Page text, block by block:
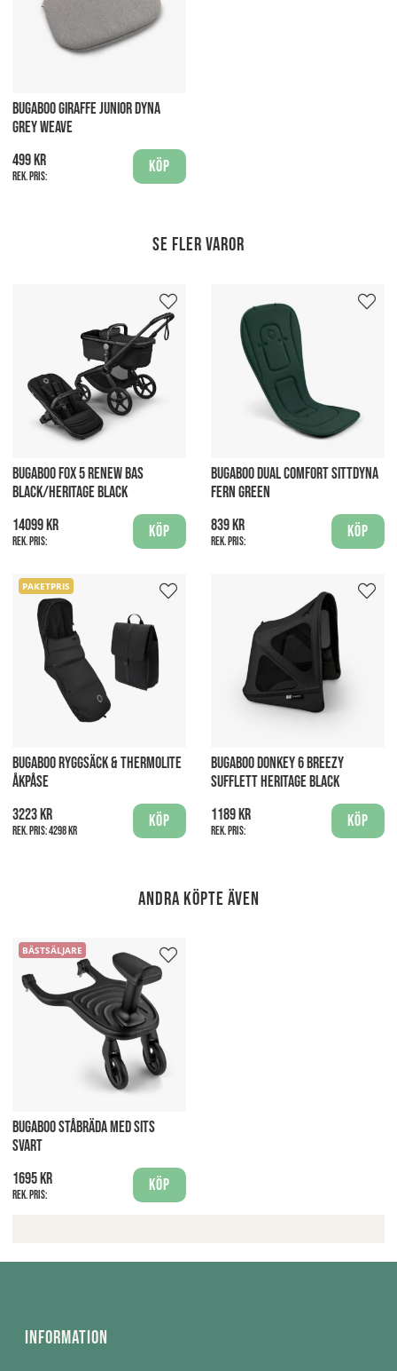
BUGABOO GIRAFFE JUNIOR DYNA
GREY WEAVE
499 kr
Rek. pris:
Köp
Se fler varor
BUGABOO FOX 5 RENEW BAS
BLACK/HERITAGE BLACK
14099 kr
Rek. pris:
Köp
BUGABOO DUAL COMFORT SITTDYNA
FERN GREEN
839 kr
Rek. pris:
Köp
PAKETPRIS
BUGABOO RYGGSÄCK & THERMOLITE
ÅKPÅSE
3223 kr
Rek. pris:4298 kr
Köp
BUGABOO DONKEY 6 BREEZY
SUFFLETT HERITAGE BLACK
1189 kr
Rek. pris:
Köp
Andra köpte även
BÄSTSÄLJARE
BUGABOO STÅBRÄDA MED SITS
SVART
1695 kr
Rek. pris:
Köp
Information